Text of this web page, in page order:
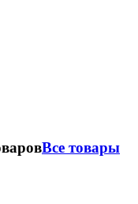
Все товары